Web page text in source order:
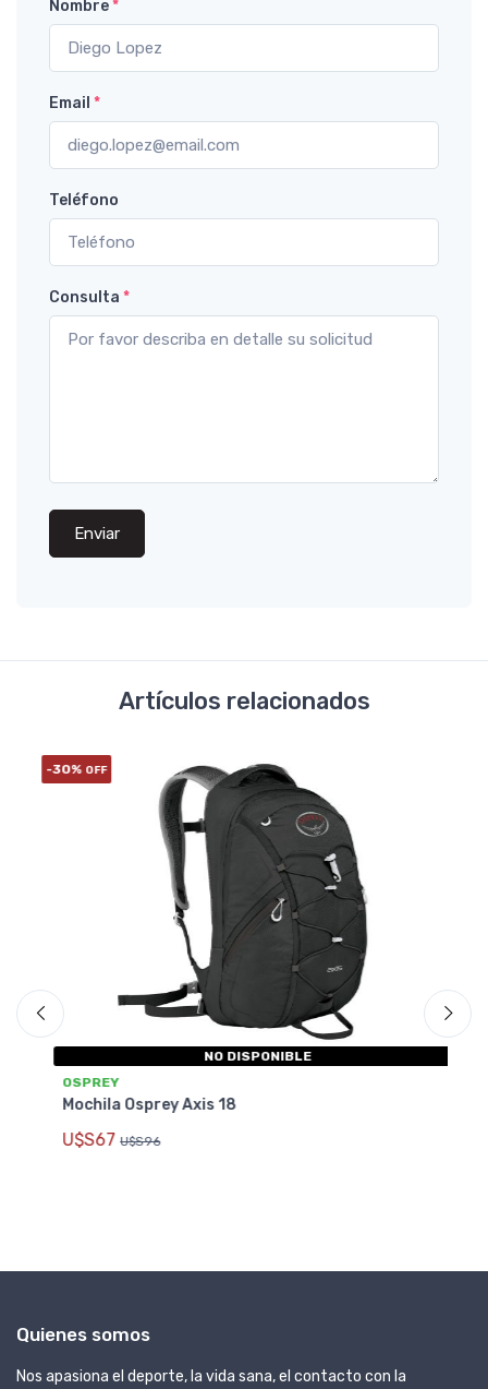
Nombre*
Email *
Teléfono
Consulta *
Enviar
Artículos relacionados
-30% OFF
NO DISPONIBLE
OSPREY
Mochila Osprey Axis 18
U$S67 U$S96
Quienes somos
Nos apasiona el deporte, la vida sana, el contacto con la